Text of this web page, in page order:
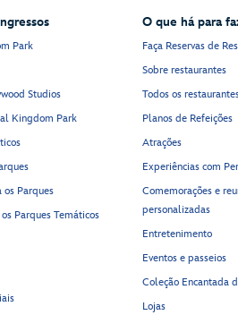
Park
Studios
Kingdom Park
os Parques
Parques Temáticos
O que há para
Faça Reservas de
Sobre restaurantes
Todos os
Planos de Refeições
Atrações
Experiências com
Comemorações e
personalizadas
Entretenimento
Eventos e passeios
Coleção Encantada
Lojas